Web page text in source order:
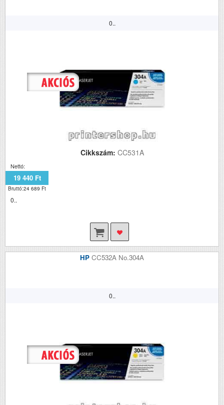
0..
Cikkszám: CC531A
Nettó:
19 440 Ft
Bruttó:24 689 Ft
0..
HP CC532A No.304A
0..